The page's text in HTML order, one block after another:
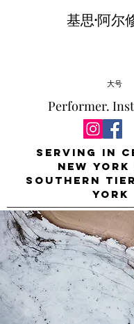
基思·阿尔
大号
Serving in
New York
Southern
York
Performer.